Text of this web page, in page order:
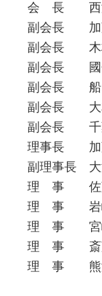
会 長 西
副会長 加
副会長 木
副会長 國
副会長 船
副会長 大
副会長 千
理事長 加
副理事長
理 事 佐
理 事 岩
理 事 宮
理 事 斎
理 事 熊